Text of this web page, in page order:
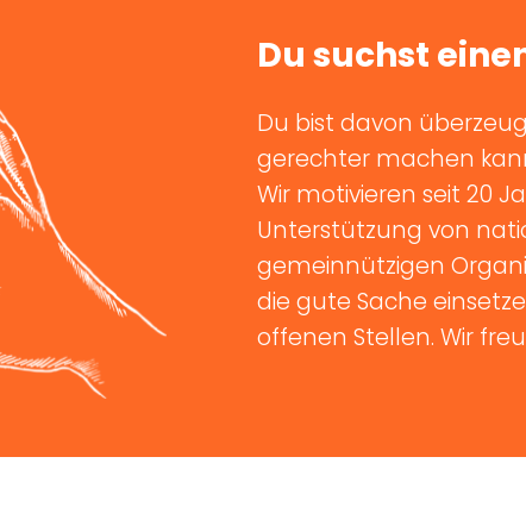
Du suchst
Du bist davon
gerechter machen
Wir motivieren seit 20
Unterstützung von
gemeinnützigen
die gute Sache
offenen Stellen. Wir